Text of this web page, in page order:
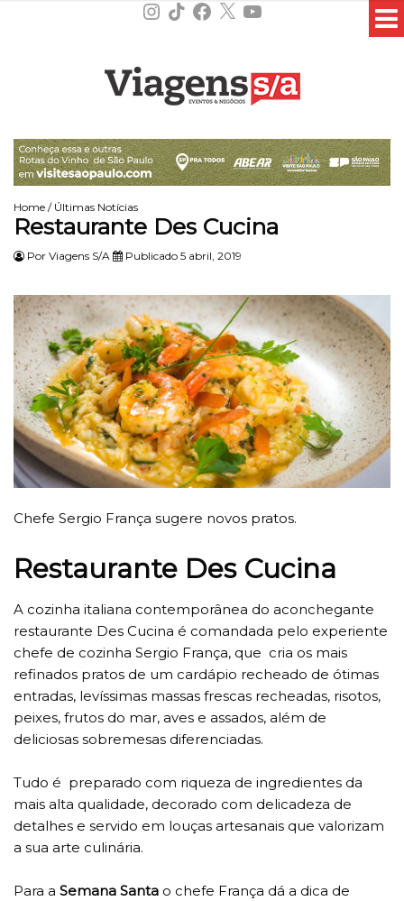
Instagram
TikTokFacebook
X YouTube
Home / Últimas Notícias
Restaurante Des Cucina
Por Viagens S/A Publicado 5 abril, 2019
Chefe Sergio França sugere novos pratos.
Restaurante Des Cucina
A cozinha italiana contemporânea do aconchegante
restaurante Des Cucina é comandada pelo experiente
chefe de cozinha Sergio França, que cria os mais
refinados pratos de um cardápio recheado de ótimas
entradas, levíssimas massas frescas recheadas, risotos,
peixes, frutos do mar, aves e assados, além de
deliciosas sobremesas diferenciadas.
Tudo é preparado com riqueza de ingredientes da
mais alta qualidade, decorado com delicadeza de
detalhes e servido em louças artesanais que valorizam
a sua arte culinária.
Para a Semana Santa o chefe França dá a dica de